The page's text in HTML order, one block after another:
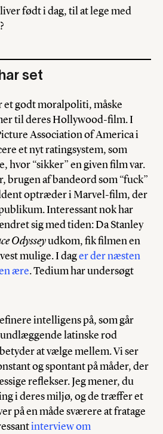
født i dag, til at lege med
set
et godt moralpoliti, måske
til deres Hollywood-film. I
Association of America i
et nyt ratingsystem, som
hvor “sikker” en given film var.
brugen af bandeord som “fuck”
optræder i Marvel-film, der
Interessant nok har
sig med tiden: Da Stanley
Odysseyudkom, fik filmen en
mulige. I dager der næsten
ære. Tedium har undersøgt
intelligens på, som går
latinske rod
at vælge mellem. Vi ser
og spontant på måder, der
reflekser. Jeg mener, du
i deres miljø, og de træffer et
på en måde sværere at fratage
interview om